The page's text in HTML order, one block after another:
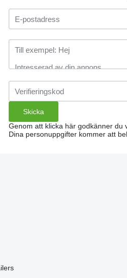
Genom att klicka här godkänner du
Dina personuppgifter kommer att